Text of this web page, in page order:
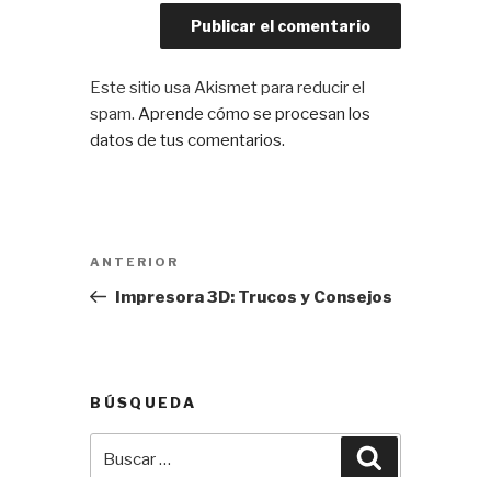
Este sitio usa Akismet para reducir el
spam.Aprende cómo se procesan los
datos de tus comentarios.
entradas
Entrada
anterior:
ANTERIOR
Impresora 3D: Trucos y Consejos
BÚSQUEDA